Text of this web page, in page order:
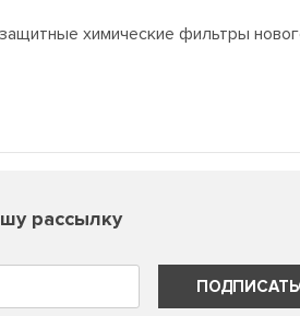
химические фильтры
рассылку